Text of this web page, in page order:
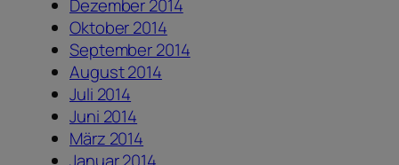
Dezember 2014
Oktober 2014
September 2014
August 2014
Juli 2014
Juni 2014
März 2014
Januar 2014